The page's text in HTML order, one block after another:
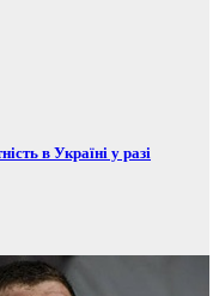
в Україні у разі